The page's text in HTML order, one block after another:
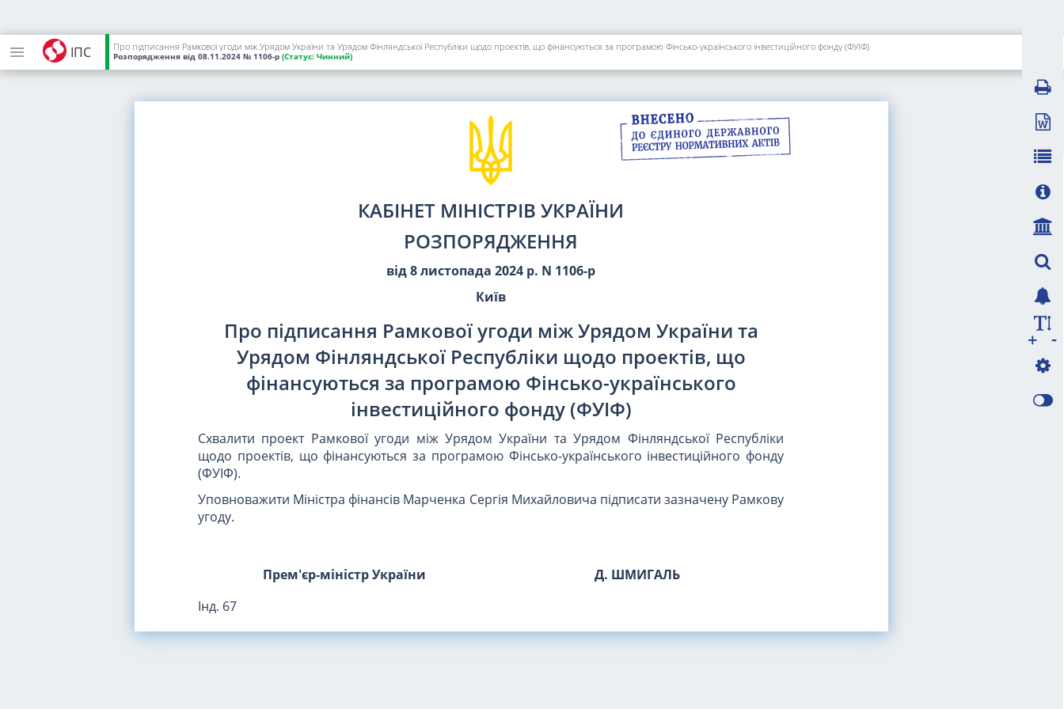
ІПС Про підписання Рамкової угоди між Урядом України та Урядом Фінляндської Республіки щодо проектів, що фінансуються за програмою Фінсько-українського інвестиційного фонду (ФУІФ)
Розпорядження від 08.11.2024 № 1106-р (Статус: Чинний)
КАБІНЕТ МІНІСТРІВ УКРАЇНИ
РОЗПОРЯДЖЕННЯ
від 8 листопада 2024 р. N 1106-р
Київ
Про підписання Рамкової угоди між Урядом України та
Урядом Фінляндської Республіки щодо проектів, що
фінансуються за програмою Фінсько-українського
інвестиційного фонду (ФУІФ)
Схвалити проект Рамкової угоди між Урядом України та Урядом Фінляндської Республіки
щодо проектів, що фінансуються за програмою Фінсько-українського інвестиційного фонду
(ФУІФ).
Уповноважити Міністра фінансів Марченка Сергія Михайловича підписати зазначену Рамкову
угоду.
Прем'єр-міністр України
Д. ШМИГАЛЬ
Інд. 67
-
+